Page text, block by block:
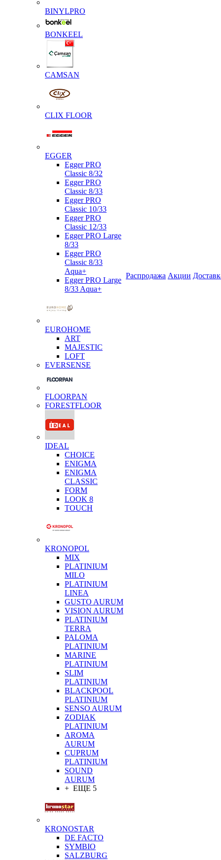
BINYLPRO
BONKEEL
CAMSAN
CLIX FLOOR
EGGER
Egger PRO
Classic 8/32
Egger PRO
Classic 8/33
Egger PRO
Classic 10/33
Egger PRO
Classic 12/33
Egger PRO Large
8/33
Egger PRO
Classic 8/33
Aqua+
Egger PRO Large
8/33 Aqua+
EUROHOME
ART
MAJESTIC
LOFT
EVERSENSE
FLOORPAN
FORESTFLOOR
IDEAL
CHOICE
ENIGMA
ENIGMA
CLASSIC
FORM
LOOK 8
TOUCH
KRONOPOL
MIX
PLATINIUM
MILO
PLATINIUM
LINEA
GUSTO AURUM
VISION AURUM
PLATINIUM
TERRA
PALOMA
PLATINIUM
MARINE
PLATINIUM
SLIM
PLATINIUM
BLACKPOOL
PLATINIUM
SENSO AURUM
ZODIAK
PLATINIUM
AROMA
AURUM
CUPRUM
PLATINIUM
SOUND
AURUM
+ ЕЩЕ 5
KRONOSTAR
DE FACTO
SYMBIO
SALZBURG
Распродажа Акции